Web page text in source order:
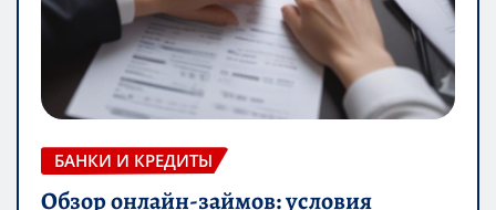
БАНКИ И КРЕДИТЫ
Обзор онлайн-займов: условия